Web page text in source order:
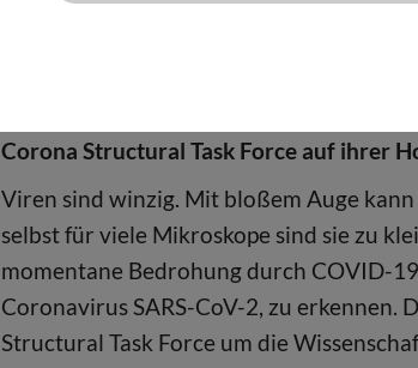
3D-Modell des SARS-CoV-2 Virus. Eine
Corona Structural Task Force auf ihrer
Viren sind winzig. Mit bloßem Auge
selbst für viele Mikroskope sind sie zu
momentane Bedrohung durch COVID-
Coronavirus SARS-CoV-2, zu erkennen.
Structural Task Force um die